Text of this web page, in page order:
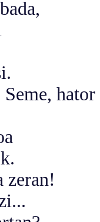
hator
zeran!